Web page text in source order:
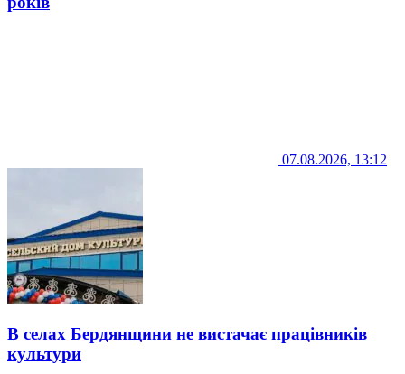
07.08.2026, 13:12
В селах Бердянщини не вистачає працівників
культури